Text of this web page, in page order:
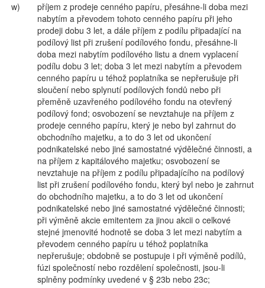
w)
příjem z prodeje cenného papíru, přesáhne-li doba mezi
nabytím a převodem tohoto cenného papíru při jeho
prodeji dobu 3 let, a dále příjem z podílu připadající na
podílový list při zrušení podílového fondu, přesáhne-li
doba mezi nabytím podílového listu a dnem vyplacení
podílu dobu 3 let; doba 3 let mezi nabytím a převodem
cenného papíru u téhož poplatníka se nepřerušuje při
sloučení nebo splynutí podílových fondů nebo při
přeměně uzavřeného podílového fondu na otevřený
podílový fond; osvobození se nevztahuje na příjem z
prodeje cenného papíru, který je nebo byl zahrnut do
obchodního majetku, a to do 3 let od ukončení
podnikatelské nebo jiné samostatné výdělečné činnosti, a
na příjem z kapitálového majetku; osvobození se
nevztahuje na příjem z podílu připadajícího na podílový
list při zrušení podílového fondu, který byl nebo je zahrnut
do obchodního majetku, a to do 3 let od ukončení
podnikatelské nebo jiné samostatné výdělečné činnosti;
při výměně akcie emitentem za jinou akcii o celkové
stejné jmenovité hodnotě se doba 3 let mezi nabytím a
převodem cenného papíru u téhož poplatníka
nepřerušuje; obdobně se postupuje i při výměně podílů,
fúzi společností nebo rozdělení společnosti, jsou-li
splněny podmínky uvedené v § 23b nebo 23c;